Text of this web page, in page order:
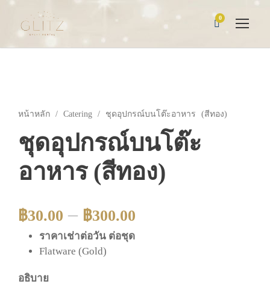
0
หน้าหลัก / Catering / ชุดอุปกรณ์บนโต๊ะอาหาร (สีทอง)
ชุดอุปกรณ์บนโต๊ะ
อาหาร (สีทอง)
฿30.00 – ฿300.00
ราคาเช่าต่อวัน ต่อชุด
Flatware (Gold)
อธิบาย